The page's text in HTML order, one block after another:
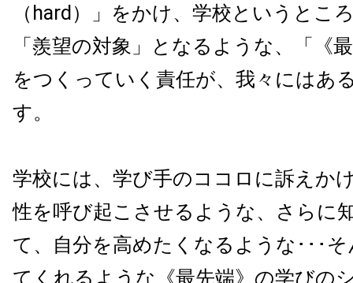
（ hard）」をかけ、学校というとこ
「羨望の対象」となるような、「《
をつくっていく責任が、我々にはあ
す。
学校には、学び手のココロに訴えか
性を呼び起こさせるような、さらに
て、自分を高めたくなるような･･･
てくれるような《最先端》の学びの